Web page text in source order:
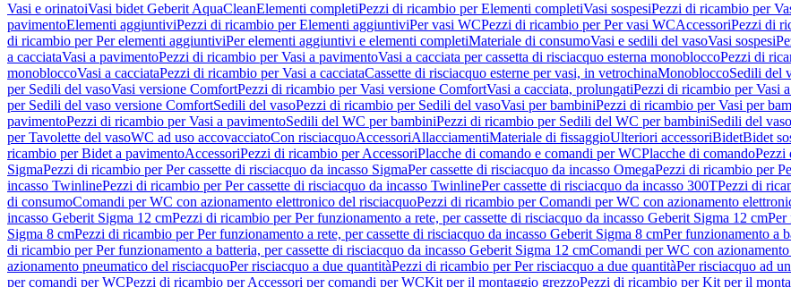
Vasi e orinatoiVasi bidet Geberit AquaCleanElementi completiPezzi di ricambio per Elementi completiVasi sospesiPezzi di ricambio per
pavimentoElementi aggiuntiviPezzi di ricambio per Elementi aggiuntiviPer vasi WCPezzi di ricambio per Per vasi WCAccessoriPezzi di
di ricambio per Per elementi aggiuntiviPer elementi aggiuntivi e elementi completiMateriale di consumoVasi e sedili del vasoVasi sospesi
a cacciataVasi a pavimentoPezzi di ricambio per Vasi a pavimentoVasi a cacciata per cassetta di risciacquo esterna monobloccoPezzi di
monobloccoVasi a cacciataPezzi di ricambio per Vasi a cacciataCassette di risciacquo esterne per vasi, in vetrochinaMonobloccoSedili del
per Sedili del vasoVasi versione ComfortPezzi di ricambio per Vasi versione ComfortVasi a cacciata, prolungatiPezzi di ricambio per Vasi
per Sedili del vaso versione ComfortSedili del vasoPezzi di ricambio per Sedili del vasoVasi per bambiniPezzi di ricambio per Vasi per
pavimentoPezzi di ricambio per Vasi a pavimentoSedili del WC per bambiniPezzi di ricambio per Sedili del WC per bambiniSedili del vaso
per Tavolette del vasoWC ad uso accovacciatoCon risciacquoAccessoriAllacciamentiMateriale di fissaggioUlteriori accessoriBidetBidet
ricambio per Bidet a pavimentoAccessoriPezzi di ricambio per AccessoriPlacche di comando e comandi per WCPlacche di comandoPezzi
SigmaPezzi di ricambio per Per cassette di risciacquo da incasso SigmaPer cassette di risciacquo da incasso OmegaPezzi di ricambio per
incasso TwinlinePezzi di ricambio per Per cassette di risciacquo da incasso TwinlinePer cassette di risciacquo da incasso 300TPezzi di
di consumoComandi per WC con azionamento elettronico del risciacquoPezzi di ricambio per Comandi per WC con azionamento
incasso Geberit Sigma 12 cmPezzi di ricambio per Per funzionamento a rete, per cassette di risciacquo da incasso Geberit Sigma 12 cmPer
Sigma 8 cmPezzi di ricambio per Per funzionamento a rete, per cassette di risciacquo da incasso Geberit Sigma 8 cmPer funzionamento a
di ricambio per Per funzionamento a batteria, per cassette di risciacquo da incasso Geberit Sigma 12 cmComandi per WC con
azionamento pneumatico del risciacquoPer risciacquo a due quantitàPezzi di ricambio per Per risciacquo a due quantitàPer risciacquo ad
per comandi per WCPezzi di ricambio per Accessori per comandi per WCKit per il montaggio grezzoPezzi di ricambio per Kit per il